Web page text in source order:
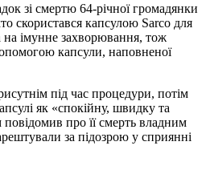
зі смертю 64-річної громадянки
скористався капсулою Sarco для
на імунне захворювання, тож
капсули, наповненої
під час процедури, потім
як «спокійну, швидку та
повідомив про її смерть владним
за підозрою у сприянні